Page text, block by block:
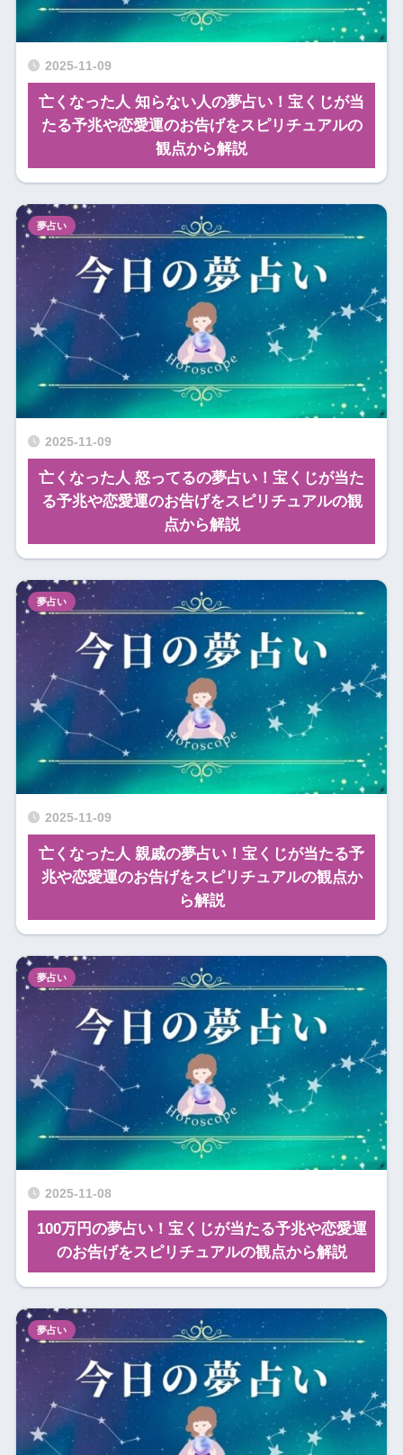
2025-11-09
亡くなった人 知らない人の夢占い！宝くじが当
たる予兆や恋愛運のお告げをスピリチュアルの
観点から解説
2025-11-09
亡くなった人 怒ってるの夢占い！宝くじが当た
る予兆や恋愛運のお告げをスピリチュアルの観
点から解説
夢占い
2025-11-09
亡くなった人 親戚の夢占い！宝くじが当たる予
兆や恋愛運のお告げをスピリチュアルの観点か
ら解説
夢占い
2025-11-08
100万円の夢占い！宝くじが当たる予兆や恋愛運
のお告げをスピリチュアルの観点から解説
夢占い
夢占い